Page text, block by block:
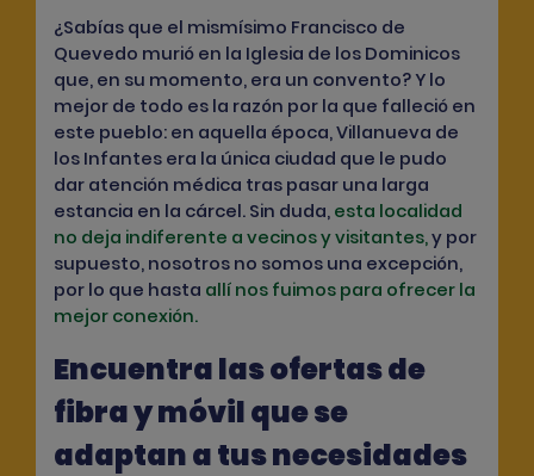
¿Sabías que el mismísimo Francisco de
Quevedo murió en la Iglesia de los Dominicos
que, en su momento, era un convento? Y lo
mejor de todo es la razón por la que falleció en
este pueblo: en aquella época, Villanueva de
los Infantes era la única ciudad que le pudo
dar atención médica tras pasar una larga
estancia en la cárcel. Sin duda, esta localidad
no deja indiferente a vecinos y visitantes,y por
supuesto, nosotros no somos una excepción,
por lo que hasta allí nos fuimos para ofrecer la
mejor conexión.
Encuentra las ofertas de
fibra y móvil que se
adaptan a tus necesidades